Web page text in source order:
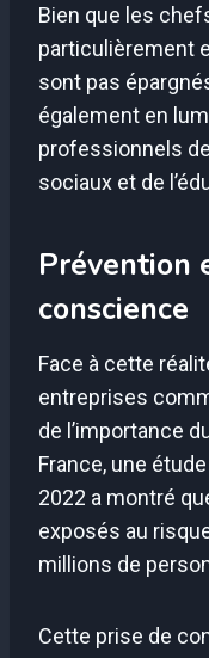
Bien que les
particulièrement
sont pas
également en
professionnels
sociaux et de
Prévention
conscience
Face à cette
entreprises
de l’importance
France, une
2022 a montré
exposés au
millions de
Cette prise de